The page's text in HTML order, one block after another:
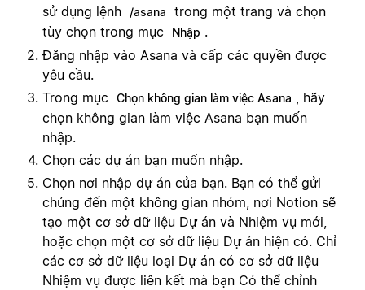
sử dụng lệnh
/asana
trong một trang và chọn
tùy chọn trong mục
Nhập .
Đăng nhập vào Asana và cấp các quyền được
yêu cầu.
Trong mục
Chọn không gian làm việc Asana
, hãy
chọn không gian làm việc Asana bạn muốn
nhập.
Chọn các dự án bạn muốn nhập.
Chọn nơi nhập dự án của bạn. Bạn có thể gửi
chúng đến một không gian nhóm, nơi Notion sẽ
tạo một cơ sở dữ liệu Dự án và Nhiệm vụ mới,
hoặc chọn một cơ sở dữ liệu Dự án hiện có. Chỉ
các cơ sở dữ liệu loại Dự án có cơ sở dữ liệu
Nhiệm vụ được liên kết mà bạn Có thể chỉnh